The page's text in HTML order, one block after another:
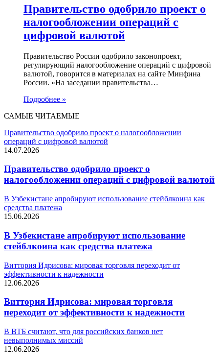
Правительство одобрило проект о
налогообложении операций с
цифровой валютой
Правительство России одобрило законопроект,
регулирующий налогообложение операций с цифровой
валютой, говорится в материалах на сайте Минфина
России. «На заседании правительства…
Подробнее »
САМЫЕ ЧИТАЕМЫЕ
Правительство одобрило проект о налогообложении
операций с цифровой валютой
14.07.2026
Правительство одобрило проект о
налогообложении операций с цифровой валютой
В Узбекистане апробируют использование стейблкоина как
средства платежа
15.06.2026
В Узбекистане апробируют использование
стейблкоина как средства платежа
Виттория Идрисова: мировая торговля переходит от
эффективности к надежности
12.06.2026
Виттория Идрисова: мировая торговля
переходит от эффективности к надежности
В ВТБ считают, что для российских банков нет
невыполнимых миссий
12.06.2026